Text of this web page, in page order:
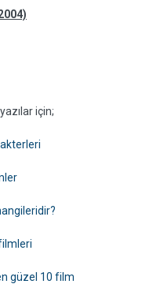
için;
güzel 10 film